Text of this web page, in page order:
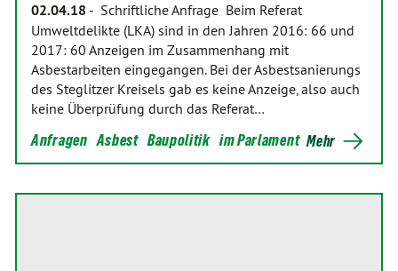
02.04.18 - Schriftliche Anfrage Beim Referat
Umweltdelikte (LKA) sind in den Jahren 2016: 66 und
2017: 60 Anzeigen im Zusammenhang mit
Asbestarbeiten eingegangen. Bei der Asbestsanierungs
des Steglitzer Kreisels gab es keine Anzeige, also auch
keine Überprüfung durch das Referat…
Anfragen Asbest Baupolitik im Parlament Mehr